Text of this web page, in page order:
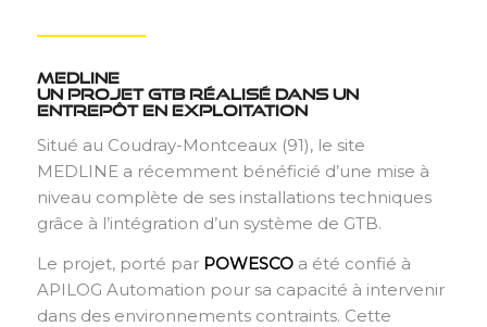
MEDLINE
Un projet GTB réalisé dans un
entrepôt en exploitation
Situé au Coudray-Montceaux (91), le site
MEDLINE a récemment bénéficié d’une mise à
niveau complète de ses installations techniques
grâce à l’intégration d’un système de GTB.
Le projet, porté par POWESCOa été confié à
APILOG Automation pour sa capacité à intervenir
dans des environnements contraints. Cette